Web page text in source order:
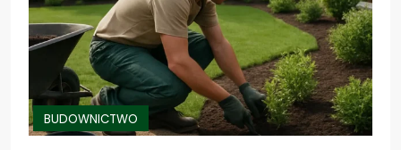
BUDOWNICTWO